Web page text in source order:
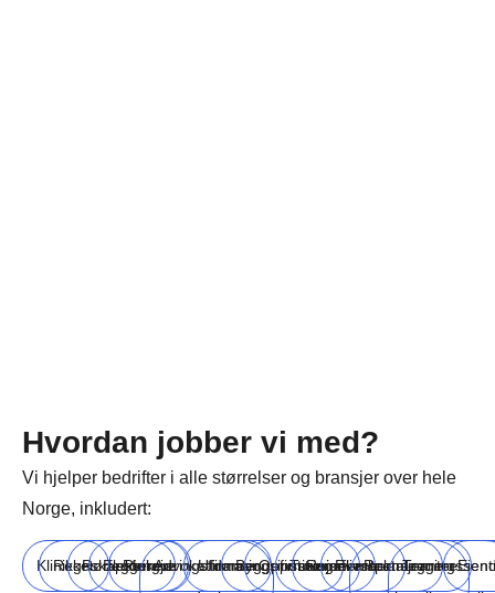
Hvordan jobber vi med?
Vi hjelper bedrifter i alle størrelser og bransjer over hele
Norge, inkludert:
Klinikker
Regnskapsførere
Rørleggere
Elektrikere
Rengjøringsfirmaer
Advokatfirmaer
Utdanningsinstitusjoner
Byggefirmaer
Oppussingsfirmaer
Turisme
Reiselivsbransjen
Eventplanleggere
Restauranter